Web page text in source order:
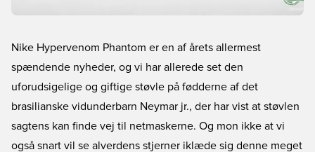
Nike Hypervenom Phantom er en af årets allermest
spændende nyheder, og vi har allerede set den
uforudsigelige og giftige støvle på fødderne af det
brasilianske vidunderbarn Neymar jr., der har vist at støvlen
sagtens kan finde vej til netmaskerne. Og mon ikke at vi
også snart vil se alverdens stjerner iklæde sig denne meget